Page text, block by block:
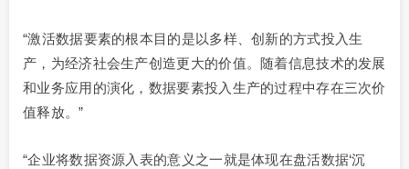
“激活数据要素的根本目的是以多样、创新的方式投入生
产，为经济社会生产创造更大的价值。随着信息技术的发展
和业务应用的演化，数据要素投入生产的过程中存在三次价
值释放。”
“企业将数据资源入表的意义之一就是体现在盘活数据‘沉